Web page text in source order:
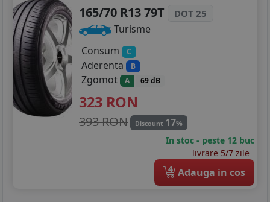
165/70 R13 79T
DOT 25
Turisme
Consum
C
Aderenta B
Zgomot A 69 dB
323 RON
393 RON Discount 17%
In stoc - peste 12 buc
livrare 5/7 zile
4 Adauga in cos